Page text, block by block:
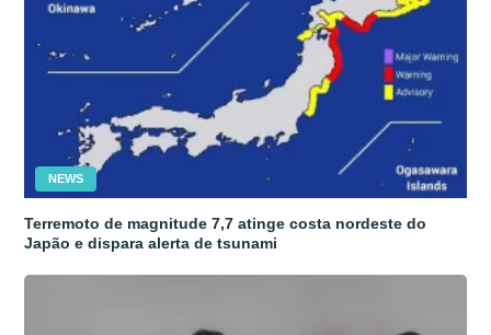
NEWS
Terremoto de magnitude 7,7 atinge costa nordeste do
Japão e dispara alerta de tsunami